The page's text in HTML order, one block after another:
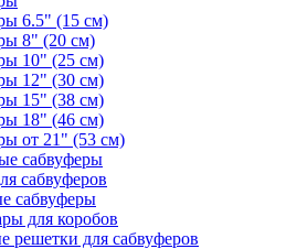
6.5" (15 см)
8" (20 см)
10" (25 см)
12" (30 см)
15" (38 см)
18" (46 см)
от 21" (53 см)
сабвуферы
сабвуферов
сабвуферы
для коробов
решетки для сабвуферов